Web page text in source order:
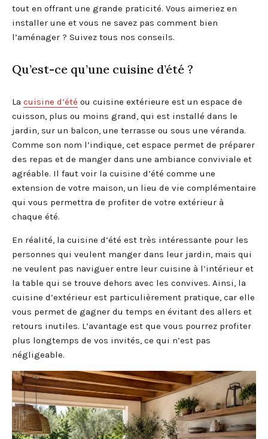
tout en offrant une grande praticité. Vous aimeriez en
installer une et vous ne savez pas comment bien
l’aménager ? Suivez tous nos conseils.
Qu’est-ce qu’une cuisine d’été ?
La cuisine d’été ou cuisine extérieure est un espace de
cuisson, plus ou moins grand, qui est installé dans le
jardin, sur un balcon, une terrasse ou sous une véranda.
Comme son nom l’indique, cet espace permet de préparer
des repas et de manger dans une ambiance conviviale et
agréable. Il faut voir la cuisine d’été comme une
extension de votre maison, un lieu de vie complémentaire
qui vous permettra de profiter de votre extérieur à
chaque été.
En réalité, la cuisine d’été est très intéressante pour les
personnes qui veulent manger dans leur jardin, mais qui
ne veulent pas naviguer entre leur cuisine à l’intérieur et
la table qui se trouve dehors avec les convives. Ainsi, la
cuisine d’extérieur est particulièrement pratique, car elle
vous permet de gagner du temps en évitant des allers et
retours inutiles. L’avantage est que vous pourrez profiter
plus longtemps de vos invités, ce qui n’est pas
négligeable.